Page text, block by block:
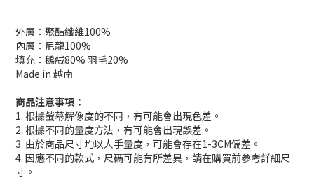
外層：聚酯纖維100%
內層：尼龍100%
填充：鵝絨80% 羽毛20%
Made in 越南
商品注意事項：
1. 根據螢幕解像度的不同，有可能會出現色差。
2. 根據不同的量度方法，有可能會出現誤差。
3. 由於商品尺寸均以人手量度，可能會存在1-3CM偏差。
4. 因應不同的款式，尺碼可能有所差異，請在購買前參考詳細尺
寸。